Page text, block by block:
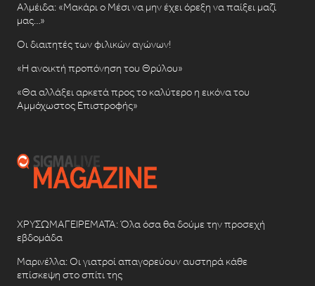
Αλμέιδα: «Μακάρι ο Μέσι να μην έχει όρεξη να παίξει μαζί
μας…»
Οι διαιτητές των φιλικών αγώνων!
«Η ανοικτή προπόνηση του Θρύλου»
«Θα αλλάξει αρκετά προς το καλύτερο η εικόνα του
Αμμόχωστος Επιστροφής»
ΧΡΥΣΩΜΑΓΕΙΡΕΜΑΤΑ: Όλα όσα θα δούμε την προσεχή
εβδομάδα
Μαρινέλλα: Οι γιατροί απαγορεύουν αυστηρά κάθε
επίσκεψη στο σπίτι της